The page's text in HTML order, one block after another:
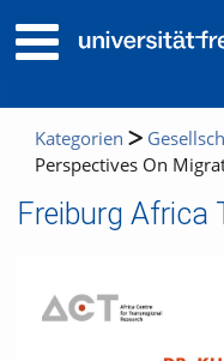
Kategorien
Perspectives On